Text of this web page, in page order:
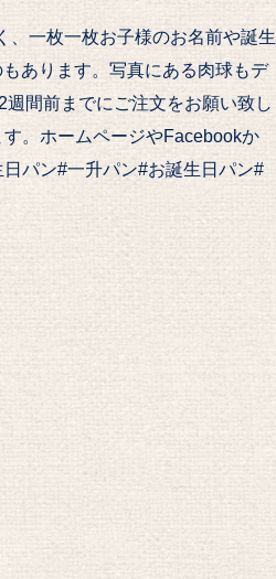
、一枚一枚お子様のお名前や誕生
あります。写真にある肉球もデ
間前までにご注文をお願い致し
。ホームページやFacebookか
パン#一升パン#お誕生日パン#